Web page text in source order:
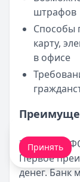
штрафов
Способы
карту,
в офисе
Займы в
Первое
денег. Банк
Принять